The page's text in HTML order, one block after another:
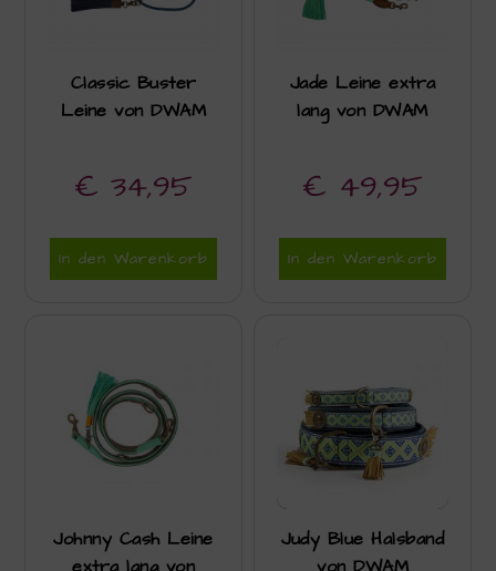
Classic Buster
Leine von DWAM
€ 34,95
In den Warenkorb
Jade Leine extra
lang von DWAM
€ 49,95
In den Warenkorb
Johnny Cash Leine
extra lang von
Judy Blue Halsband
von DWAM